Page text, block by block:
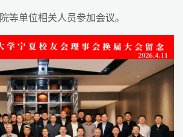
等单位相关人员参加会议。